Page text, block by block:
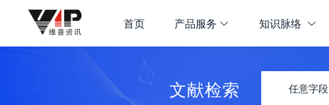
首页 产品服务 知识脉络
文献检索 任意字段